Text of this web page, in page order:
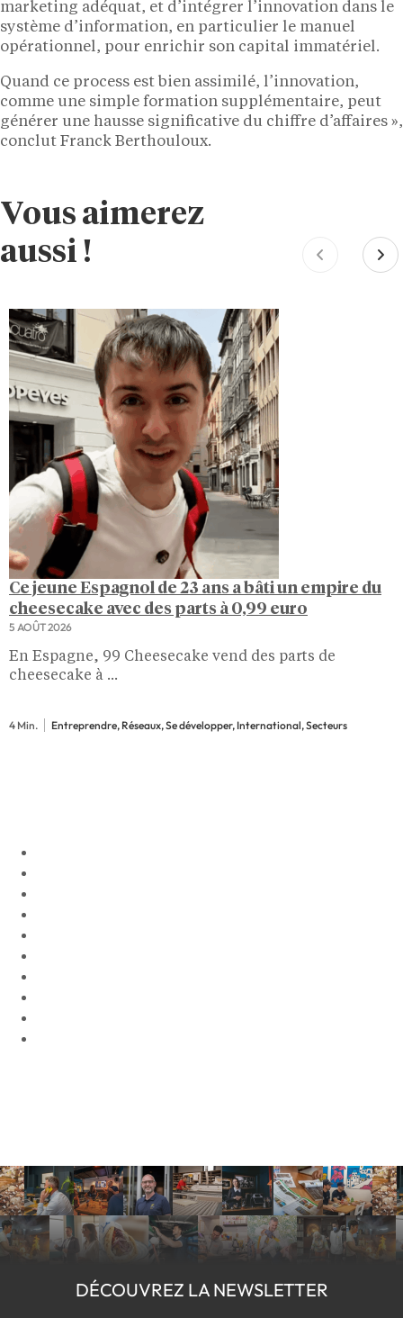
marketing adéquat, et d’intégrer l’innovation dans le
système d’information, en particulier le manuel
opérationnel, pour enrichir son capital immatériel.
Quand ce process est bien assimilé, l’innovation,
comme une simple formation supplémentaire, peut
générer une hausse significative du chiffre d’affaires »,
conclut Franck Berthouloux.
Vous aimerez
aussi !
Ce jeune Espagnol de 23 ans a bâti un empire du
cheesecake avec des parts à 0,99 euro
5 AOÛT 2026
En Espagne, 99 Cheesecake vend des parts de
cheesecake à ...
4 Min. Entreprendre, Réseaux, Se développer, International, Secteurs
DÉCOUVREZ LA NEWSLETTER